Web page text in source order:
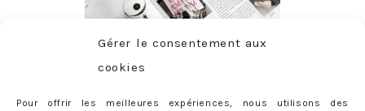
Gérer le consentement aux
cookies
Pour offrir les meilleures expériences, nous utilisons des